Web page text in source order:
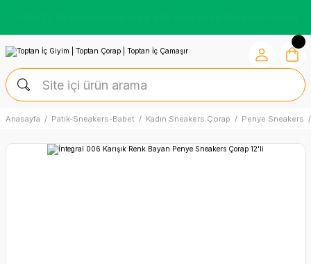
Anasayfa Patik-Sneakers-Babet Kadın Sneakers Çorap Penye Sneakers